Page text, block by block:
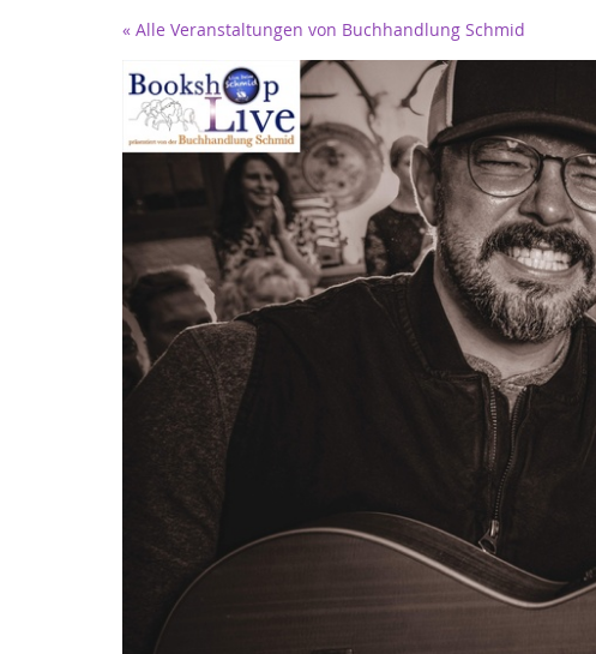
« Alle Veranstaltungen von Buchhandlung Schmid